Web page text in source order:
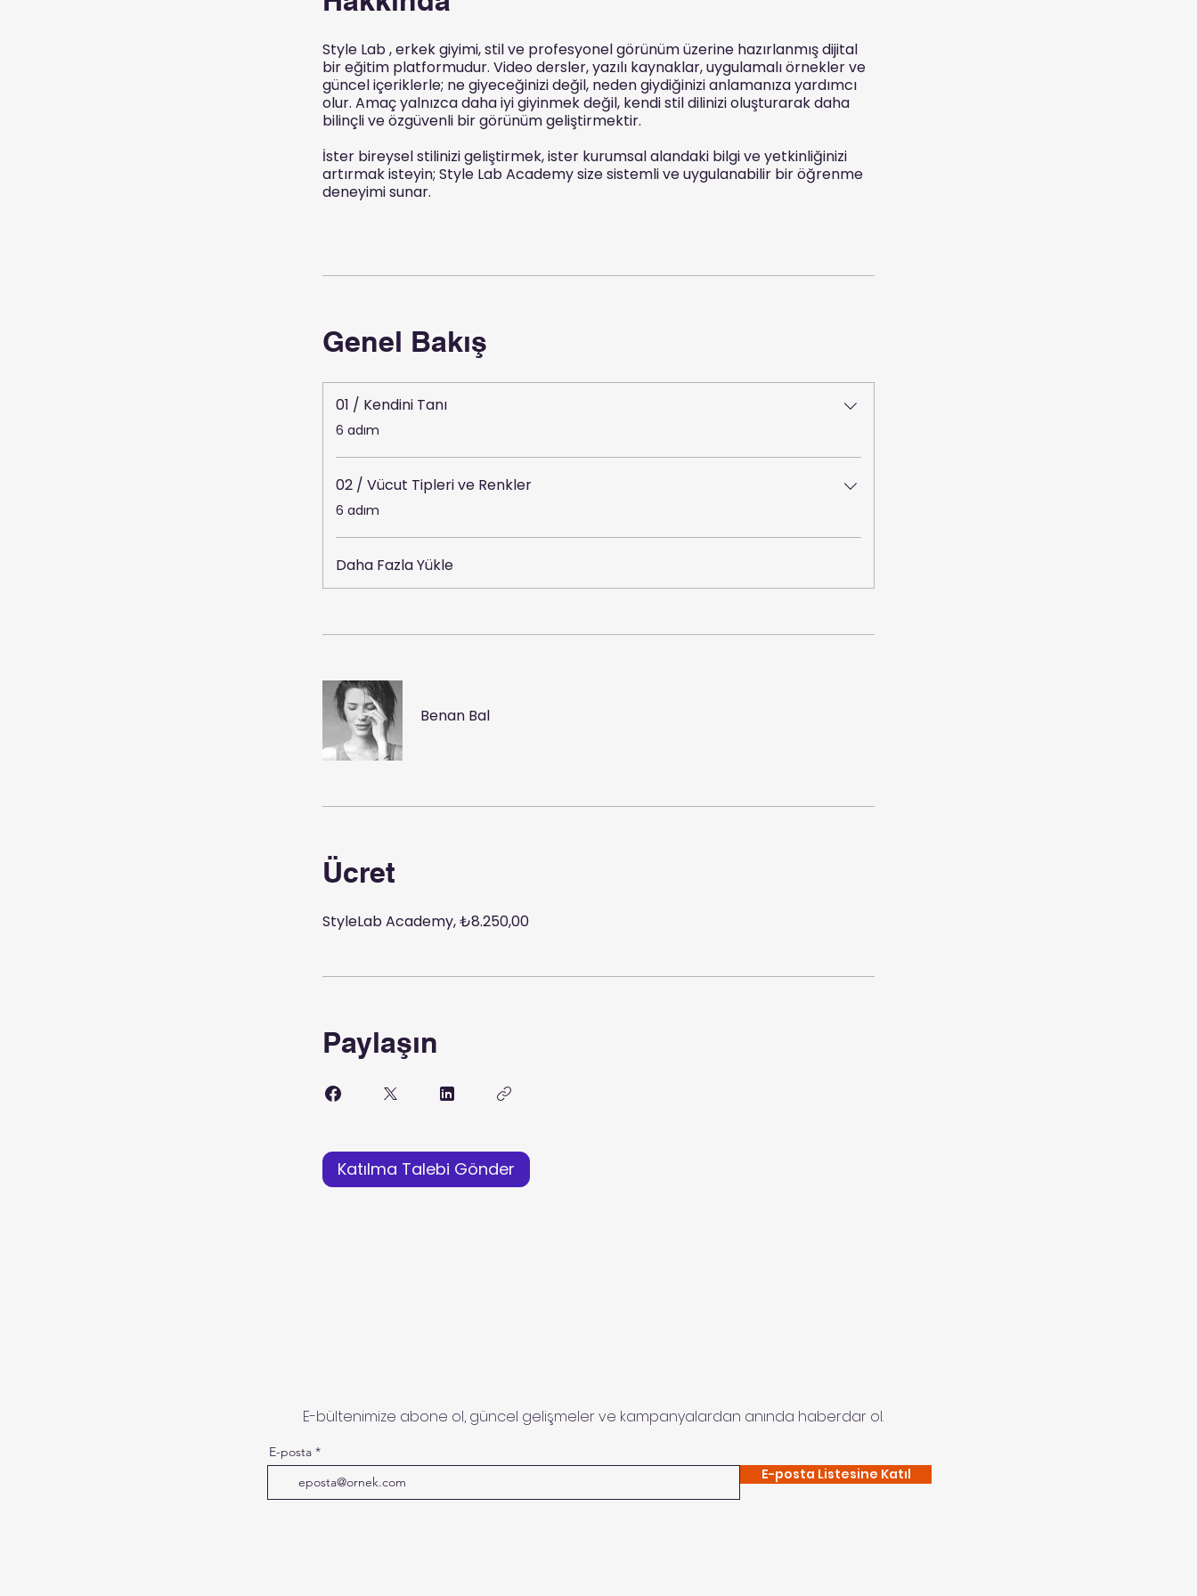
Style Lab , erkek giyimi, stil ve profesyonel görünüm üzerine hazırlanmış dijital
bir eğitim platformudur. Video dersler, yazılı kaynaklar, uygulamalı örnekler ve
güncel içeriklerle; ne giyeceğinizi değil, neden giydiğinizi anlamanıza yardımcı
olur. Amaç yalnızca daha iyi giyinmek değil, kendi stil dilinizi oluşturarak daha
bilinçli ve özgüvenli bir görünüm geliştirmektir.
İster bireysel stilinizi geliştirmek, ister kurumsal alandaki bilgi ve yetkinliğinizi
artırmak isteyin; Style Lab Academy size sistemli ve uygulanabilir bir öğrenme
deneyimi sunar.
Genel Bakış
01 / Kendini Tanı
.6 adım
02 / Vücut Tipleri ve Renkler
.6 adım
Daha Fazla Yükle
Benan Bal
Ücret
StyleLab Academy, ₺8.250,00
Paylaşın
Katılma Talebi Gönder
E-bültenimize abone ol, güncel gelişmeler ve kampanyalardan anında haberdar ol.
E-posta
E-posta Listesine Katıl